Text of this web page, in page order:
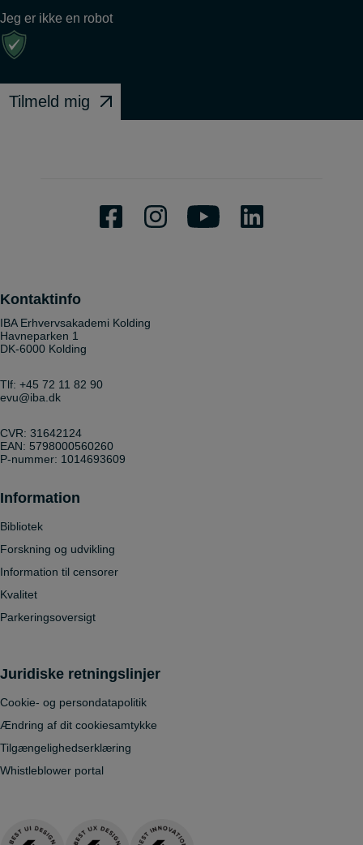
Jeg er ikke en robot
Tilmeld mig
Kontaktinfo
IBA Erhvervsakademi Kolding
Havneparken 1
DK-6000 Kolding
Tlf: +45 72 11 82 90
evu@iba.dk
CVR: 31642124
EAN: 5798000560260
P-nummer: 1014693609
Information
Bibliotek
Forskning og udvikling
Information til censorer
Kvalitet
Parkeringsoversigt
Juridiske retningslinjer
Cookie- og persondatapolitik
Ændring af dit cookiesamtykke
Tilgængelighedserklæring
Whistleblower portal